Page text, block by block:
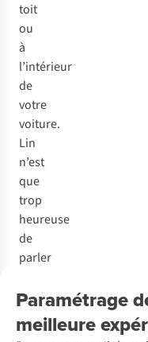
toit
ou
à
l’intérieur
de
votre
voiture.
Lin
n’est
que
trop
heureuse
de
parler
ce
rnier
point:
Paramétrage
meilleure